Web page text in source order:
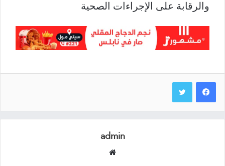
والرقابة على الإجراءات الصحية
admin